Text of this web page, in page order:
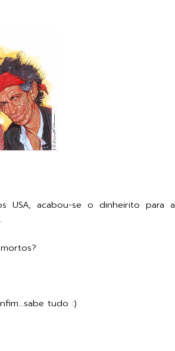
USA, acabou-se o dinheirito para a
tudo :)